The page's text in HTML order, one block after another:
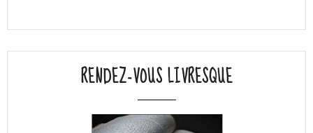
RENDEZ-VOUS LIVRESQUE